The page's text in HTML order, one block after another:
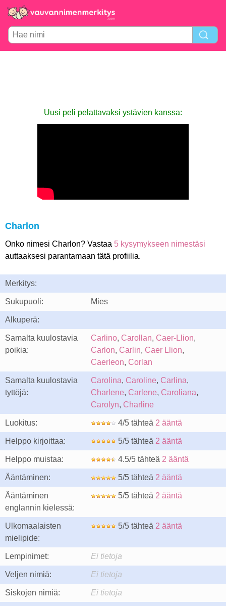
Uusi peli pelattavaksi ystävien kanssa:
Charlon
Onko nimesi Charlon? Vastaa 5 kysymykseen nimestäsi
auttaaksesi parantamaan tätä profiilia.
Merkitys:
Sukupuoli: Mies
Alkuperä:
Samalta kuulostavia
poikia:
Carlino, Carollan, Caer-Llion,
Carlon, Carlin, Caer Llion,
Caerleon, Corlan
Samalta kuulostavia
tyttöjä:
Carolina, Caroline, Carlina,
Charlene, Carlene, Caroliana,
Carolyn, Charline
Luokitus: 4/5 tähteä 2 ääntä
Helppo kirjoittaa: 5/5 tähteä 2 ääntä
Helppo muistaa: 4.5/5 tähteä 2 ääntä
Ääntäminen: 5/5 tähteä 2 ääntä
Ääntäminen
englannin kielessä:
5/5 tähteä 2 ääntä
Ulkomaalaisten
mielipide:
5/5 tähteä 2 ääntä
Lempinimet: Ei tietoja
Veljen nimiä: Ei tietoja
Siskojen nimiä: Ei tietoja